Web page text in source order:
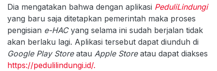
Dia mengatakan bahwa dengan aplikasi PeduliLindungi
yang baru saja ditetapkan pemerintah maka proses
pengisian e-HACyang selama ini sudah berjalan tidak
akan berlaku lagi. Aplikasi tersebut dapat diunduh di
Google Play Storeatau Apple Store atau dapat diakses
https://pedulilindungi.id/.